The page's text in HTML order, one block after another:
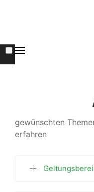
gewünschten
erfahren